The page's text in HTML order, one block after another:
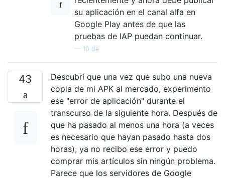
su aplicación en el canal alfa en
Google Play antes de que las
pruebas de IAP puedan continuar.
— 10 de
43
Descubrí que una vez que subo una nueva
copia de mi APK al mercado, experimento
ese "error de aplicación" durante el
transcurso de la siguiente hora. Después de
que ha pasado al menos una hora (a veces
es necesario que hayan pasado hasta dos
horas), ya no recibo ese error y puedo
comprar mis artículos sin ningún problema.
Parece que los servidores de Google